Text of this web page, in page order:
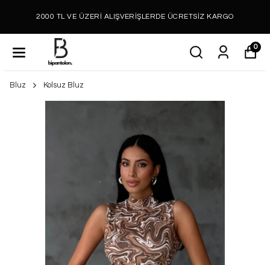
2000 TL VE ÜZERİ ALIŞVERİŞLERDE ÜCRETSİZ KARGO
0
Bluz Kolsuz Bluz